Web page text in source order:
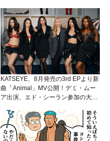
KATSEYE、8月発売の3rd EPより新
曲「Animal」MV公開！デミ・ムー
ア出演、エド・シーラン参加の大胆